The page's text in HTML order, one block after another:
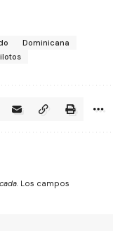
Dominicana
Los campos